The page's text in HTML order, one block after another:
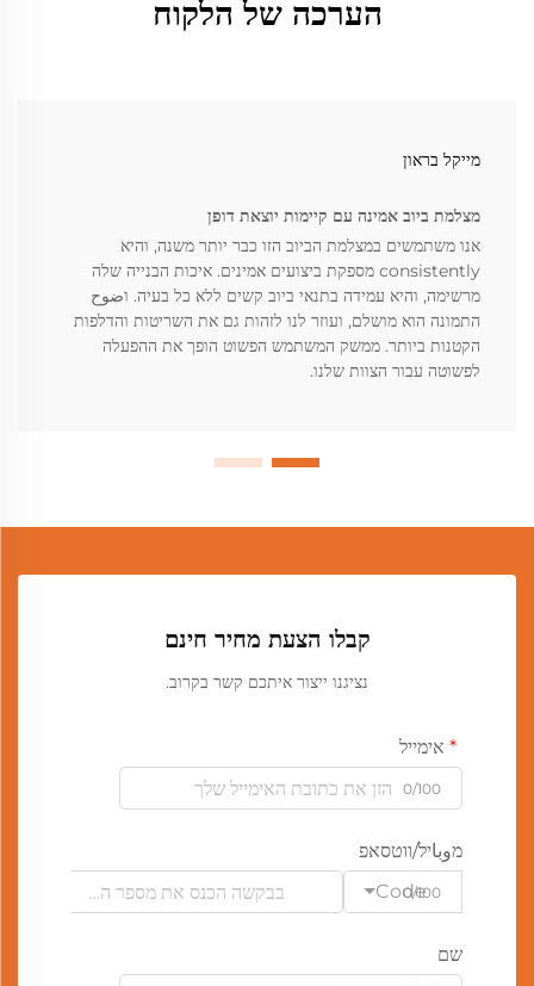
הערכה של הלקוח
מייקל בראון
מצלמת ביוב אמינה עם קיימות יוצאת דופן
אנו משתמשים במצלמת הביוב הזו כבר יותר משנה, והיא
consistently מספקת ביצועים אמינים. איכות הבנייה שלה
מרשימה, והיא עמידה בתנאי ביוב קשים ללא כל בעיה. וضوح
התמונה הוא מושלם, ועוזר לנו לזהות גם את השריטות והדלפות
הקטנות ביותר. ממשק המשתמש הפשוט הופך את ההפעלה
לפשוטה עבור הצוות שלנו.
קבלו הצעת מחיר חינם
נציגנו ייצור איתכם קשר בקרוב.
אימייל
0/100
מوباיל/ווטסאפ
Code
0/100
שם